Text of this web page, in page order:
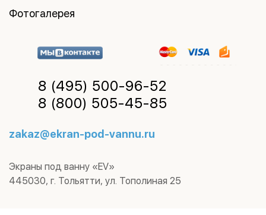
Фотогалерея
8 (495) 500-96-52
8 (800) 505-45-85
zakaz@ekran-pod-vannu.ru
Экраны под ванну «EV»
445030, г. Тольятти, ул. Тополиная 25